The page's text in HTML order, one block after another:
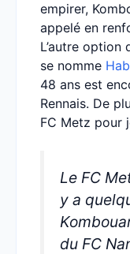
empirer,
appelé en
L’autre option
se nomme
48 ans est
Rennais. De
FC Metz pour
Le FC
y a
du FC